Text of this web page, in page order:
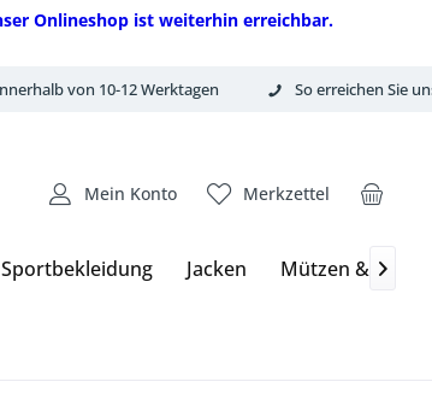
Onlineshop ist weiterhin erreichbar.
von 10-12 Werktagen So erreichen Sie
Merkzettel
Mein Konto
Sportbekleidung Jacken Mützen & 